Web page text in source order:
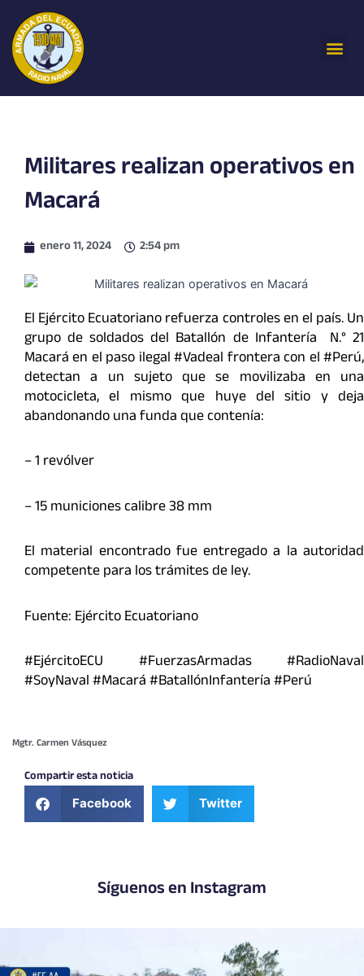
contenido
Militares realizan operativos en
Macará
enero 11, 2024 2:54 pm
El Ejército Ecuatoriano refuerza controles en el país. Un
grupo de soldados del Batallón de Infantería N.° 21
Macará en el paso ilegal #Vadeal frontera con el #Perú,
detectan a un sujeto que se movilizaba en una
motocicleta, el mismo que huye del sitio y deja
abandonando una funda que contenía:
– 1 revólver
– 15 municiones calibre 38 mm
El material encontrado fue entregado a la autoridad
competente para los trámites de ley.
Fuente: Ejército Ecuatoriano
#EjércitoECU #FuerzasArmadas #RadioNaval
#SoyNaval #Macará #BatallónInfantería #Perú
Mgtr. Carmen Vásquez
Compartir esta noticia
Facebook Twitter
Síguenos en Instagram